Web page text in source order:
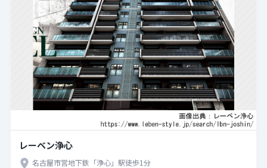
レーベン浄心
名古屋市営地下鉄「浄心」駅徒歩1分